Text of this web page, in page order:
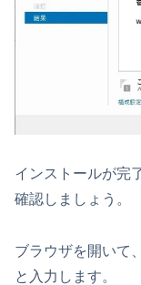
インストールが完
確認しましょう。
ブラウザを開いて
と入力します。